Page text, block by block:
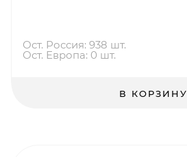
Ост. Россия: 938 шт.
Ост. Европа: 0 шт.
В КОРЗИНУ